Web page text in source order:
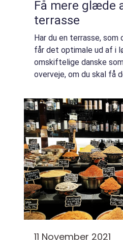
Få mere glæde
terrasse
Har du en terrasse, som
får det optimale ud af i
omskiftelige danske
overveje, om du skal få
gøre din terrasse langt
mu...
11 November 2021